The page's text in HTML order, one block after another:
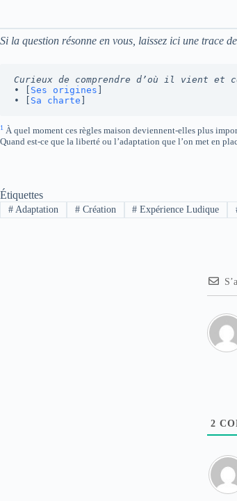
Si la question résonne en vous, laissez ici une trace
Curieux de comprendre d’où il vient et
• [ Ses origines
• [ Sa charte
1 À quel moment ces règles maison deviennent-elles plus
Quand est-ce que la liberté ou l’adaptation que l’on met en
Étiquettes
#Adaptation #Création # Expérience Ludique
2